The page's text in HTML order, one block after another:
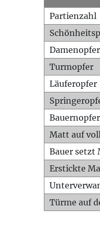
Partienzahl
Damenopfer
Turmopfer
Läuferopfer
Bauernopfer
Matt auf
Bauer setzt
Erstickte
Türme auf